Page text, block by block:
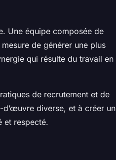
Une équipe composée de
de générer une plus
qui résulte du travail en
de recrutement et de
diverse, et à créer un
et respecté.